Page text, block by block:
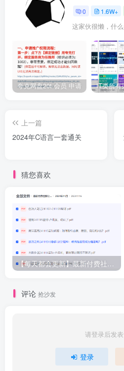
0 1.6W+
这家伙很懒，什
夸克网盘20t 会员 申请
上一篇
2024年C语言一套通关
猜您喜欢
【每天都会更新】最新付费社群公众号文章
评论 抢沙发
请登录后发
登录